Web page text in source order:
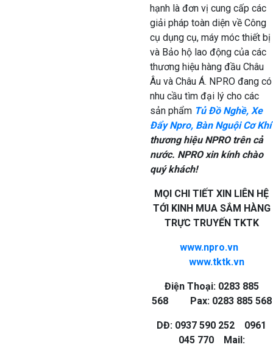
hạnh là đơn vị cung cấp các
giải pháp toàn diện về Công
cụ dụng cụ, máy móc thiết bị
và Bảo hộ lao động của các
thương hiệu hàng đầu Châu
Âu và Châu Á. NPRO đang có
nhu cầu tìm đại lý cho các
sản phẩm Tủ Đồ Nghề, Xe
Đẩy Npro, Bàn Nguội Cơ Khí
thương hiệu NPRO trên cả
nước. NPRO xin kính chào
quý khách!
MỌI CHI TIẾT XIN LIÊN HỆ
TỚI KINH MUA SẮM HÀNG
TRỰC TRUYẾN TKTK
www.npro.vn
www.tktk.vn
Điện Thoại: 0283 885
568 Pax: 0283 885 568
DĐ: 0937 590 252 0961
045 770 Mail: